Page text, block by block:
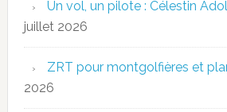
Un vol, un pilote : Célestin
juillet 2026
ZRT pour montgolfières et
2026